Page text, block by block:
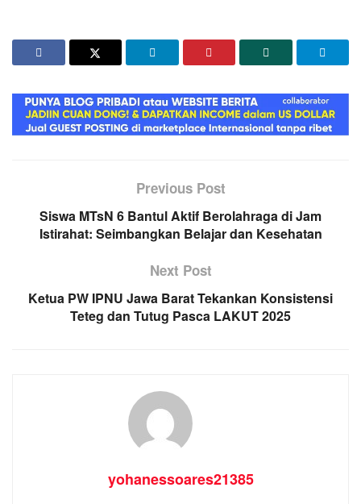
Previous Post
Siswa MTsN 6 Bantul Aktif Berolahraga di Jam
Istirahat: Seimbangkan Belajar dan Kesehatan
Next Post
Ketua PW IPNU Jawa Barat Tekankan Konsistensi
Teteg dan Tutug Pasca LAKUT 2025
yohanessoares21385